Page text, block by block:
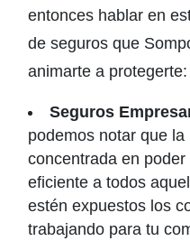
entonces hablar en
de seguros que
animarte a protegerte:
Seguros
podemos notar que la
concentrada en
eficiente a todos
estén expuestos los
trabajando para tu